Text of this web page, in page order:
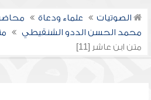
الصوتيات علماء ودعاة
محمد الحسن الددو الشنقيطي
متن ابن عاشر [11]